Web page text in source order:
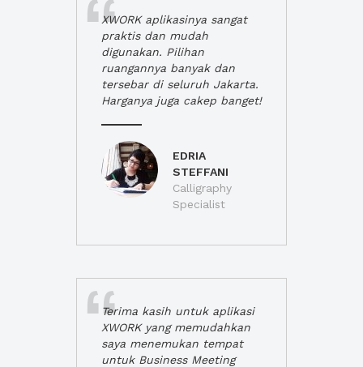
XWORK aplikasinya sangat
praktis dan mudah
digunakan. Pilihan
ruangannya banyak dan
tersebar di seluruh Jakarta.
Harganya juga cakep banget!
EDRIA
STEFFANI
Calligraphy
Specialist
Terima kasih untuk aplikasi
XWORK yang memudahkan
saya menemukan tempat
untuk Business Meeting